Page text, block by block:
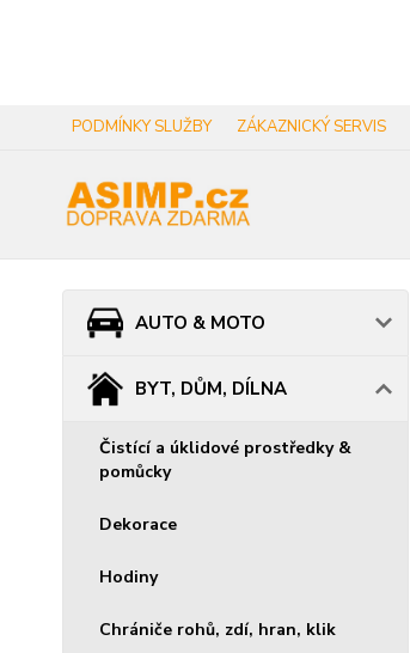
PODMÍNKY SLUŽBY ZÁKAZNICKÝ SERVIS
AUTO & MOTO
BYT, DŮM, DÍLNA
Čistící a úklidové prostředky &
pomůcky
Dekorace
Hodiny
Chrániče rohů, zdí, hran, klik